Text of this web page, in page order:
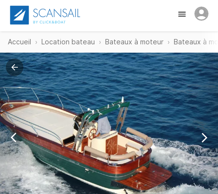
Accueil Location bateau Bateaux à moteur Bateaux à